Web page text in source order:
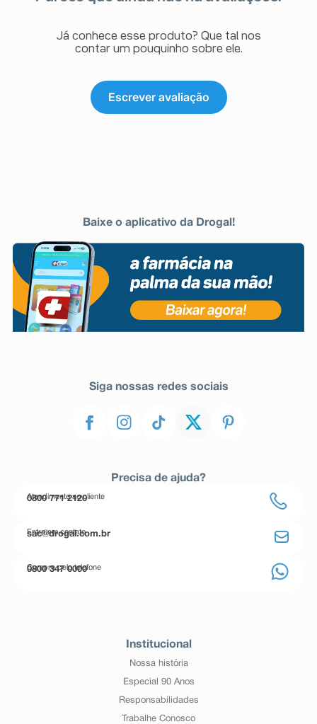
Já conhece esse produto? Que tal nos
contar um pouquinho sobre ele.
Escrever avaliação
Baixe o aplicativo da Drogal!
Siga nossas redes sociais
Precisa de ajuda?
Atendimento ao cliente
0800 771 2120
Entre em contato
sac@drogal.com.br
Compre pelo telefone
0800 347 0000
Institucional
Nossa história
Especial 90 Anos
Responsabilidades
Trabalhe Conosco